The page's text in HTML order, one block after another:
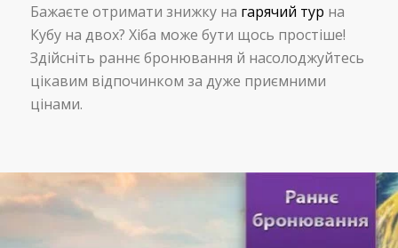
Бажаєте отримати знижку на гарячий тур на
Кубу на двох? Хіба може бути щось простіше!
Здійсніть раннє бронювання й насолоджуйтесь
цікавим відпочинком за дуже приємними
цінами.